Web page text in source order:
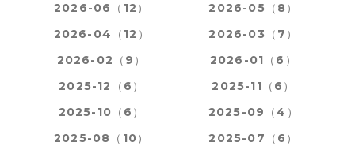
2026-06（12）
2026-05（8）
2026-04（12）
2026-03（7）
2026-02（9）
2026-01（6）
2025-12（6）
2025-11（6）
2025-10（6）
2025-09（4）
2025-08（10）
2025-07（6）